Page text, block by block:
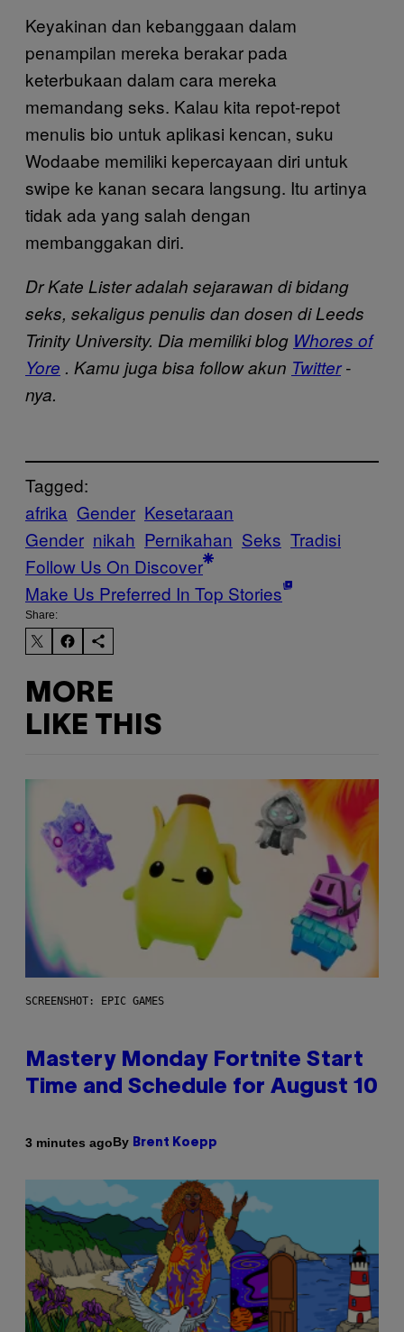
Keyakinan dan kebanggaan dalam
penampilan mereka berakar pada
keterbukaan dalam cara mereka
memandang seks. Kalau kita repot-repot
menulis bio untuk aplikasi kencan, suku
Wodaabe memiliki kepercayaan diri untuk
swipe ke kanan secara langsung. Itu artinya
tidak ada yang salah dengan
membanggakan diri.
Dr Kate Lister adalah sejarawan di bidang
seks, sekaligus penulis dan dosen di Leeds
Trinity University. Dia memiliki blog Whores of
Yore . Kamu juga bisa follow akun Twitter-
nya.
Tagged:
afrika Gender Kesetaraan
Gender nikah Pernikahan Seks Tradisi
Follow Us On Discover
Make Us Preferred In Top Stories
Share:
MORE
LIKE THIS
SCREENSHOT: EPIC GAMES
Mastery Monday Fortnite Start
Time and Schedule for August 10
3 minutes agoBy Brent Koepp